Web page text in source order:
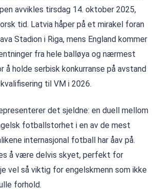
avvikles tirsdag 14. oktober 2025,
tid. Latvia håper på et mirakel foran
Stadion i Riga, mens England kommer
fra hele balløya og nærmest
å holde serbisk konkurranse på avstand
til VM i 2026.
det sjeldne: en duell mellom
fotballstorhet i en av de mest
internasjonal fotball har åav på.
å være delvis skyet, perfekt for
vel så viktig for engelskmenn som ikke
forhold.